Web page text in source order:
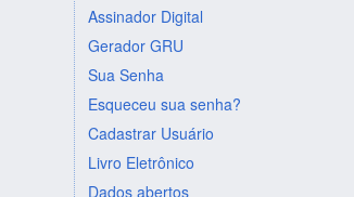
Assinador Digital
Gerador GRU
Sua Senha
Esqueceu sua senha?
Cadastrar Usuário
Livro Eletrônico
Dados abertos